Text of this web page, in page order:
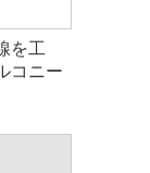
を工
コニー